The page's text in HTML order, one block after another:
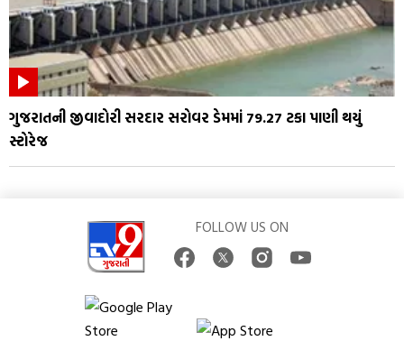
ગુજરાતની જીવાદોરી સરદાર સરોવર ડેમમાં 79.27 ટકા પાણી થયું
સ્ટોરેજ
FOLLOW US ON